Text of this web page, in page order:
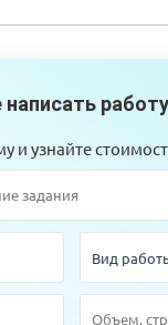
написать
и узнайте